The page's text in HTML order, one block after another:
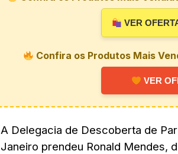
VER
Confira os Produtos Mais
VER
A Delegacia de Descoberta de
Janeiro prendeu Ronald Mendes,